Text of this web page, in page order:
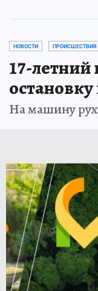
НОВОСТИ ПРОИСШЕСТВИЯ
17-летний
На машину